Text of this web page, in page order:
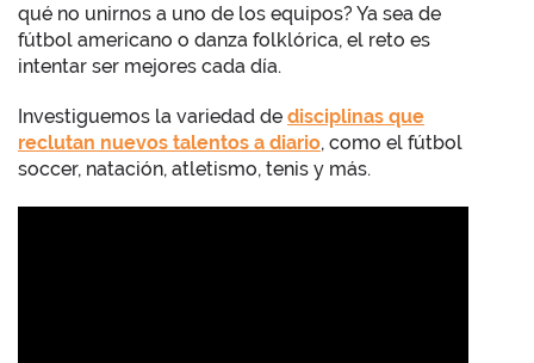
qué no unirnos a uno de los equipos? Ya sea de
fútbol americano o danza folklórica, el reto es
intentar ser mejores cada día.
Investiguemos la variedad de disciplinas que
reclutan nuevos talentos a diario, como el fútbol
soccer, natación, atletismo, tenis y más.